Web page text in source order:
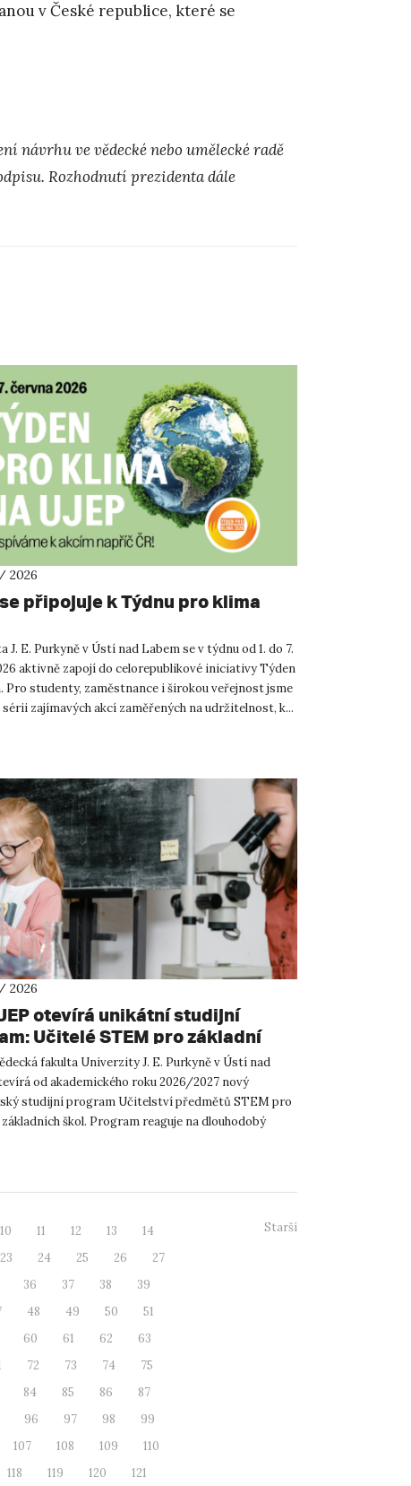
v České republice, které se
návrhu ve vědecké nebo umělecké radě
Rozhodnutí prezidenta dále
2026
připojuje k Týdnu pro klima
J. E. Purkyně v Ústí nad Labem se v týdnu od 1. do 7.
aktivně zapojí do celorepublikové iniciativy Týden
Pro studenty, zaměstnance i širokou veřejnost jsme
zajímavých akcí zaměřených na udržitelnost, k...
2026
otevírá unikátní studijní
Učitelé STEM pro základní
aprobaci pro tři předměty
fakulta Univerzity J. E. Purkyně v Ústí nad
od akademického roku 2026/2027 nový
studijní program Učitelství předmětů STEM pro
škol. Program reaguje na dlouhodobý
10 11 12 13
14
23 24 25 26
27
36 37 38
39
48 49 50
51
60 61 62
63
72 73 74
75
84 85 86
87
96 97 98
99
107 108 109
110
118 119 120 121
Starší